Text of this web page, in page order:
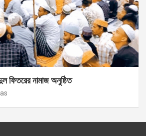
ফিতরের নামাজ অনুষ্ঠিত